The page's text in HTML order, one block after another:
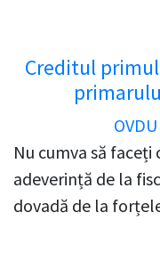
Creditul
OVDU
Nu cumva să
adeverință de la
dovadă de la